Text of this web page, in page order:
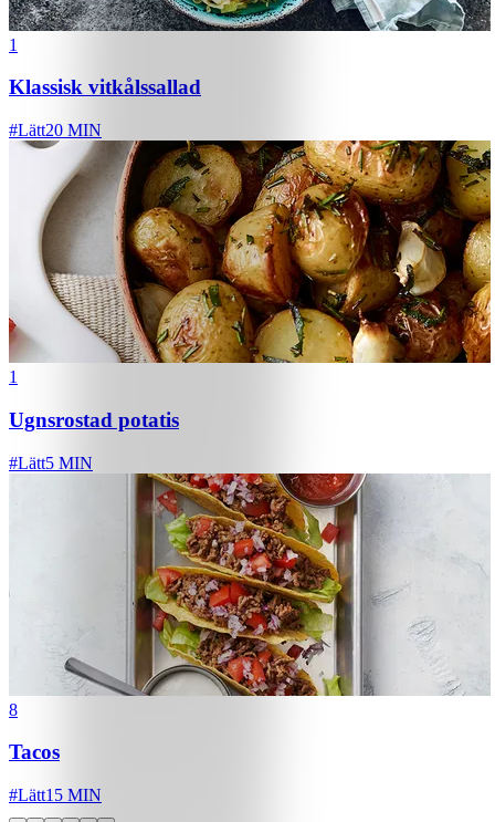
1
Klassisk vitkålssallad
#Lätt20 MIN
1
Ugnsrostad potatis
#Lätt5 MIN
8
Tacos
#Lätt15 MIN